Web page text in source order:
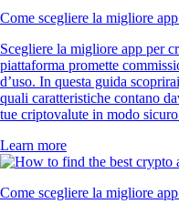
Come scegliere la migliore
Scegliere la migliore app per
piattaforma promette
d’uso. In questa guida
quali caratteristiche contano
tue criptovalute in modo
Learn more
Come scegliere la migliore